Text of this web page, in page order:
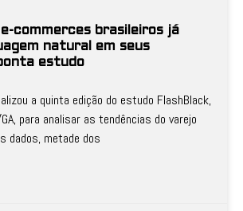
commerces brasileiros já
natural em seus
estudo
a quinta edição do estudo FlashBlack,
para analisar as tendências do varejo
dados, metade dos